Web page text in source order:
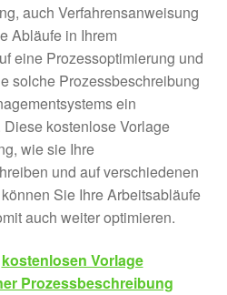
auch Verfahrensanweisung
Abläufe in Ihrem
eine Prozessoptimierung und
solche Prozessbeschreibung
ein
kostenlose Vorlage
wie sie Ihre
und auf verschiedenen
Sie Ihre Arbeitsabläufe
auch weiter optimieren.
kostenlosen Vorlage
Prozessbeschreibung